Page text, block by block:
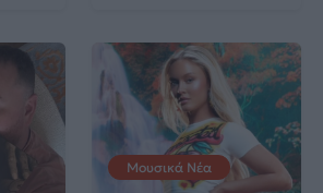
Μουσικά Νέα